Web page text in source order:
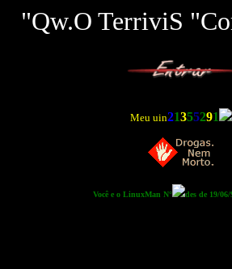
"Qw.O TerriviS
Meu uin21355291
Você e o LinuxMan N° des de 19/